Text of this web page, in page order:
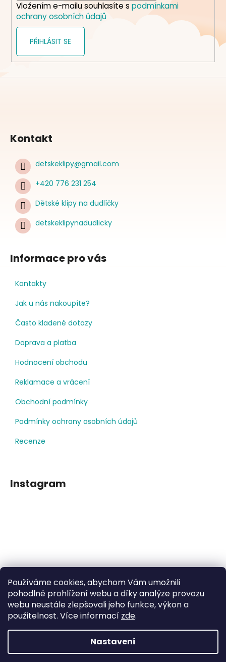
Používáme cookies, abychom Vám umožnili
pohodlné prohlížení webu a díky analýze provozu
webu neustále zlepšovali jeho funkce, výkon a
použitelnost. Více informací zde.
Nastavení
Vložením e-mailu souhlasíte s podmínkami
ochrany osobních údajů
PŘIHLÁSIT SE
Kontakt
detskeklipy@gmail.com
+420 776 231 254
Dětské klipy na dudlíčky
detskeklipynadudlicky
Informace pro vás
Kontakty
Jak u nás nakoupíte?
Často kladené dotazy
Doprava a platba
Hodnocení obchodu
Reklamace a vrácení
Obchodní podmínky
Podmínky ochrany osobních údajů
Recenze
Instagram
Sledovat na Instagramu
Facebook